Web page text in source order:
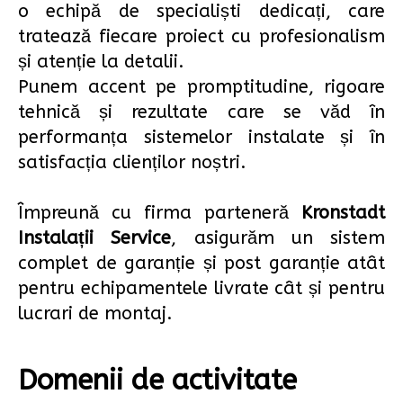
o echipă de specialiști dedicați, care
tratează fiecare proiect cu profesionalism
și atenție la detalii.
Punem accent pe promptitudine, rigoare
tehnică și rezultate care se văd în
performanța sistemelor instalate și în
satisfacția clienților noștri.
Împreună cu firma parteneră Kronstadt
Instalații Service, asigurăm un sistem
complet de garanție și post garanție atât
pentru echipamentele livrate cât și pentru
lucrari de montaj.
Domenii de activitate